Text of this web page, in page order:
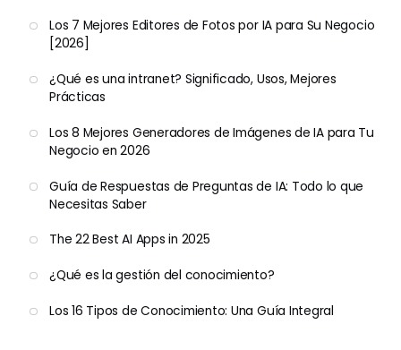
Los 7 Mejores Editores de Fotos por IA para Su Negocio
[2026]
¿Qué es una intranet? Significado, Usos, Mejores
Prácticas
Los 8 Mejores Generadores de Imágenes de IA para Tu
Negocio en 2026
Guía de Respuestas de Preguntas de IA: Todo lo que
Necesitas Saber
The 22 Best AI Apps in 2025
¿Qué es la gestión del conocimiento?
Los 16 Tipos de Conocimiento: Una Guía Integral